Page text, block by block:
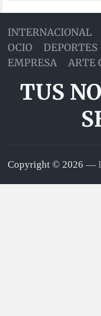
INTERNACIONAL
OCIO
DEPORTES
EMPRESA
ARTE
TUS
Copyright © 2026 —